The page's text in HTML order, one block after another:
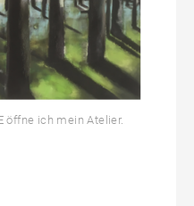
öffne ich mein Atelier.